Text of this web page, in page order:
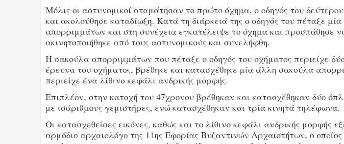
Μόλις οι αστυνομικοί σταμάτησαν το πρώτο όχημα, ο οδηγός του
και ακολούθησε καταδίωξη. Κατά τη διάρκειά της ο οδηγός του πέταξε
απορριμμάτων και στη συνέχεια εγκατέλειψε το όχημα και προσπάθησε
ακινητοποιήθηκε από τους αστυνομικούς και συνελήφθη.
Η σακούλα απορριμμάτων που πέταξε ο οδηγός του οχήματος περιείχε
έρευνα του οχήματος, βρέθηκε και κατασχέθηκε μία άλλη σακούλα
περιείχε ένα λίθινο κεφάλι ανδρικής μορφής.
Επιπλέον, στην κατοχή του 47χρονου βρέθηκαν και κατασχέθηκαν δύο
με ισάριθμους γεμιστήρες, ενώ κατασχέθηκαν και τρία κινητά τηλέφωνα.
Οι κατασχεθείσες εικόνες, καθώς και το λίθινο κεφάλι ανδρικής μορφής
αρμόδιο αρχαιολόγο της 11ης Εφορίας Βυζαντινών Αρχαιοτήτων, ο